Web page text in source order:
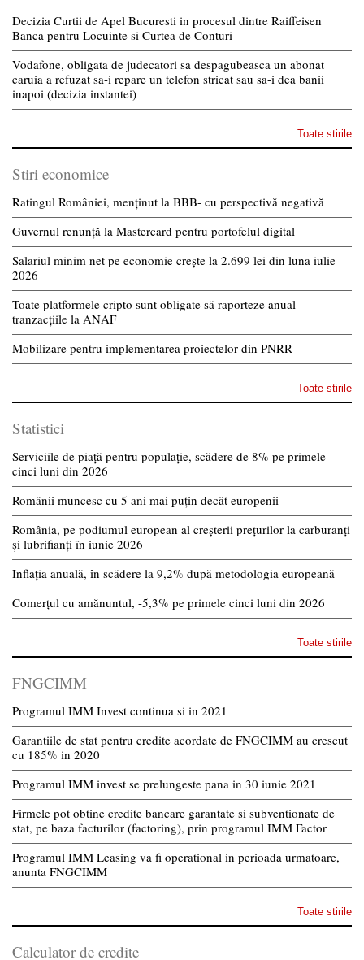
Decizia Curtii de Apel Bucuresti in procesul dintre Raiffeisen
Banca pentru Locuinte si Curtea de Conturi
Vodafone, obligata de judecatori sa despagubeasca un abonat
caruia a refuzat sa-i repare un telefon stricat sau sa-i dea banii
inapoi (decizia instantei)
Toate stirile
Stiri economice
Ratingul României, menținut la BBB- cu perspectivă negativă
Guvernul renunță la Mastercard pentru portofelul digital
Salariul minim net pe economie crește la 2.699 lei din luna iulie
2026
Toate platformele cripto sunt obligate să raporteze anual
tranzacțiile la ANAF
Mobilizare pentru implementarea proiectelor din PNRR
Toate stirile
Statistici
Serviciile de piață pentru populație, scădere de 8% pe primele
cinci luni din 2026
Românii muncesc cu 5 ani mai puțin decât europenii
România, pe podiumul european al creșterii prețurilor la carburanți
și lubrifianți în iunie 2026
Inflația anuală, în scădere la 9,2% după metodologia europeană
Comerțul cu amănuntul, -5,3% pe primele cinci luni din 2026
Toate stirile
FNGCIMM
Programul IMM Invest continua si in 2021
Garantiile de stat pentru credite acordate de FNGCIMM au crescut
cu 185% in 2020
Programul IMM invest se prelungeste pana in 30 iunie 2021
Firmele pot obtine credite bancare garantate si subventionate de
stat, pe baza facturilor (factoring), prin programul IMM Factor
Programul IMM Leasing va fi operational in perioada urmatoare,
anunta FNGCIMM
Toate stirile
Calculator de credite